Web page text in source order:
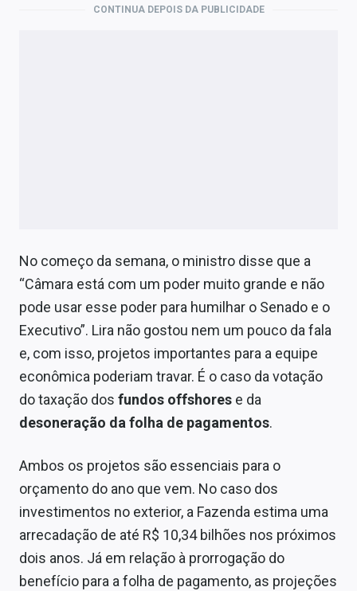
Sobre
Contato
CONTINUA DEPOIS DA PUBLICIDADE
No começo da semana, o ministro disse que a
“Câmara está com um poder muito grande e não
pode usar esse poder para humilhar o Senado e o
Executivo”. Lira não gostou nem um pouco da fala
e, com isso, projetos importantes para a equipe
econômica poderiam travar. É o caso da votação
do taxação dos fundos offshores e da
desoneração da folha de pagamentos.
Ambos os projetos são essenciais para o
orçamento do ano que vem. No caso dos
investimentos no exterior, a Fazenda estima uma
arrecadação de até R$ 10,34 bilhões nos próximos
dois anos. Já em relação à prorrogação do
benefício para a folha de pagamento, as projeções